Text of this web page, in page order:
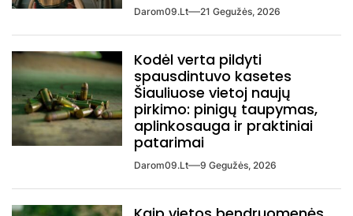
Darom09.lt 21 Gegužės, 2026
Kodėl verta pildyti
spausdintuvo kasetes
Šiauliuose vietoj naujų
pirkimo: pinigų taupymas,
aplinkosauga ir praktiniai
patarimai
Darom09.lt 9 Gegužės, 2026